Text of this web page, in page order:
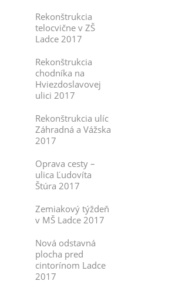
Rekonštrukcia
telocvične v ZŠ
Ladce 2017
Rekonštrukcia
chodníka na
Hviezdoslavovej
ulici 2017
Rekonštrukcia ulíc
Záhradná a Vážska
2017
Oprava cesty –
ulica Ľudovíta
Štúra 2017
Zemiakový týždeň
v MŠ Ladce 2017
Nová odstavná
plocha pred
cintorínom Ladce
2017